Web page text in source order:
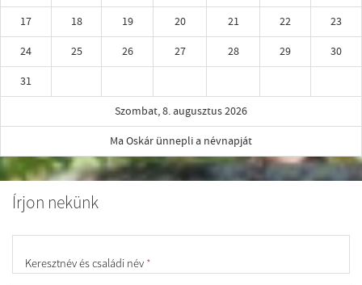
17
18 19 20 21 22
23
24
25 26 27 28 29
30
31
Szombat, 8. augusztus 2026
Ma Oskár ünnepli a névnapját
Írjon nekünk
Keresztnév és családi név *